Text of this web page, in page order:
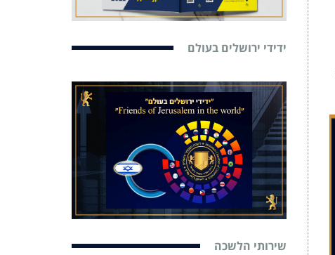
ידידי ירושלים בעולם
שירותי הלשכה